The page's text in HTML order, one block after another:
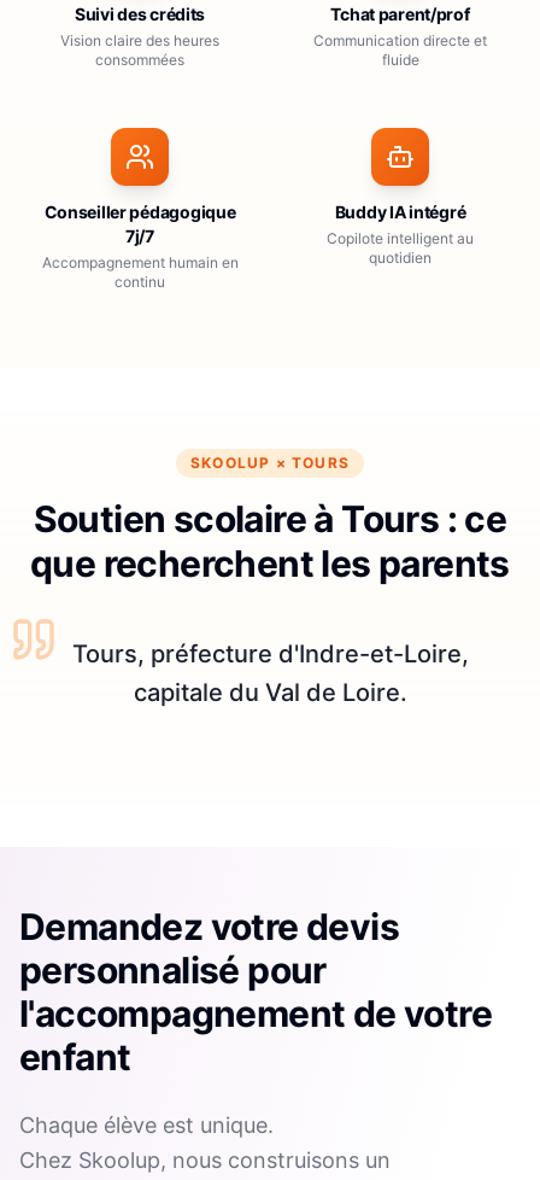
Suivi des crédits
Vision claire des heures
consommées
Tchat parent/prof
Communication directe et
fluide
Conseiller pédagogique
7j/7
Accompagnement humain en
continu
Buddy IA intégré
Copilote intelligent au
quotidien
SKOOLUP × TOURS
Soutien scolaire à Tours : ce
que recherchent les parents
Tours, préfecture d'Indre-et-Loire,
capitale du Val de Loire.
Demandez votre devis
personnalisé pour
l'accompagnement de votre
enfant
Chaque élève est unique.
Chez Skoolup, nous construisons un